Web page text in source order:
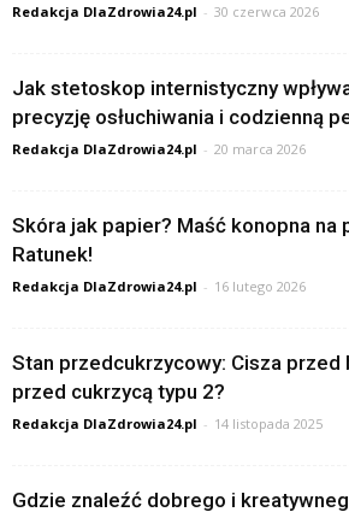
Redakcja DlaZdrowia24.pl - 30 czerwca 2026
Jak stetoskop internistyczny
precyzję osłuchiwania i codzienną
Redakcja DlaZdrowia24.pl - 20 marca 2026
Skóra jak papier? Maść konopna na
Ratunek!
Redakcja DlaZdrowia24.pl - 16 lutego 2026
Stan przedcukrzycowy: Cisza przed
przed cukrzycą typu 2?
Redakcja DlaZdrowia24.pl - 14 listopada 2025
Gdzie znaleźć dobrego i